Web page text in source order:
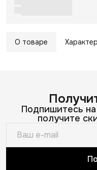
О товаре
Подпишитесь
получите